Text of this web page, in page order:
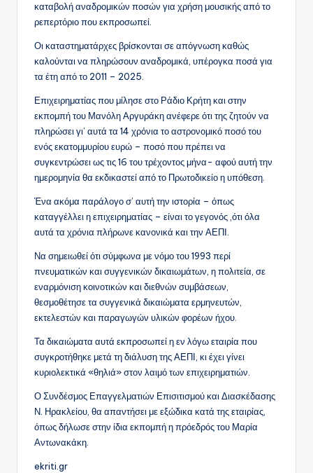
καταβολή αναδρομικών ποσών για χρήση μουσικής από το
ρεπερτόριο που εκπροσωπεί.
Οι καταστηματάρχες βρίσκονται σε απόγνωση καθώς
καλούνται να πληρώσουν αναδρομικά, υπέρογκα ποσά για
τα έτη από το 2011 – 2025.
Επιχειρηματίας που μίλησε στο Ράδιο Κρήτη και στην
εκπομπή του Μανόλη Αργυράκη ανέφερε ότι της ζητούν να
πληρώσει γι’ αυτά τα 14 χρόνια το αστρονομικό ποσό του
ενός εκατομμυρίου ευρώ – ποσό που πρέπει να
συγκεντρώσει ως τις 16 του τρέχοντος μήνα- αφού αυτή την
ημερομηνία θα εκδικαστεί από το Πρωτοδικείο η υπόθεση.
Ένα ακόμα παράλογο σ’ αυτή την ιστορία – όπως
καταγγέλλει η επιχειρηματίας – είναι το γεγονός ,ότι όλα
αυτά τα χρόνια πλήρωνε κανονικά και την ΑΕΠΙ.
Να σημειωθεί ότι σύμφωνα με νόμο του 1993 περί
πνευματικών και συγγενικών δικαιωμάτων, η πολιτεία, σε
εναρμόνιση κοινοτικών και διεθνών συμβάσεων,
θεσμοθέτησε τα συγγενικά δικαιώματα ερμηνευτών,
εκτελεστών και παραγωγών υλικών φορέων ήχου.
Τα δικαιώματα αυτά εκπροσωπεί η εν λόγω εταιρία που
συγκροτήθηκε μετά τη διάλυση της ΑΕΠΙ, κι έχει γίνει
κυριολεκτικά «θηλιά» στον λαιμό των επιχειρηματιών.
Ο Συνδέσμος Επαγγελματιών Επισιτισμού και Διασκέδασης
Ν. Ηρακλείου, θα απαντήσει με εξώδικα κατά της εταιρίας,
όπως δήλωσε στην ίδια εκπομπή η πρόεδρός του Μαρία
Αντωνακάκη.
ekriti.gr